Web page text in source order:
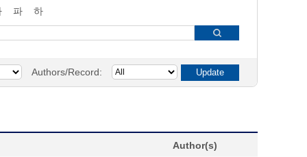
파
하
Authors/Record:
Author(s)